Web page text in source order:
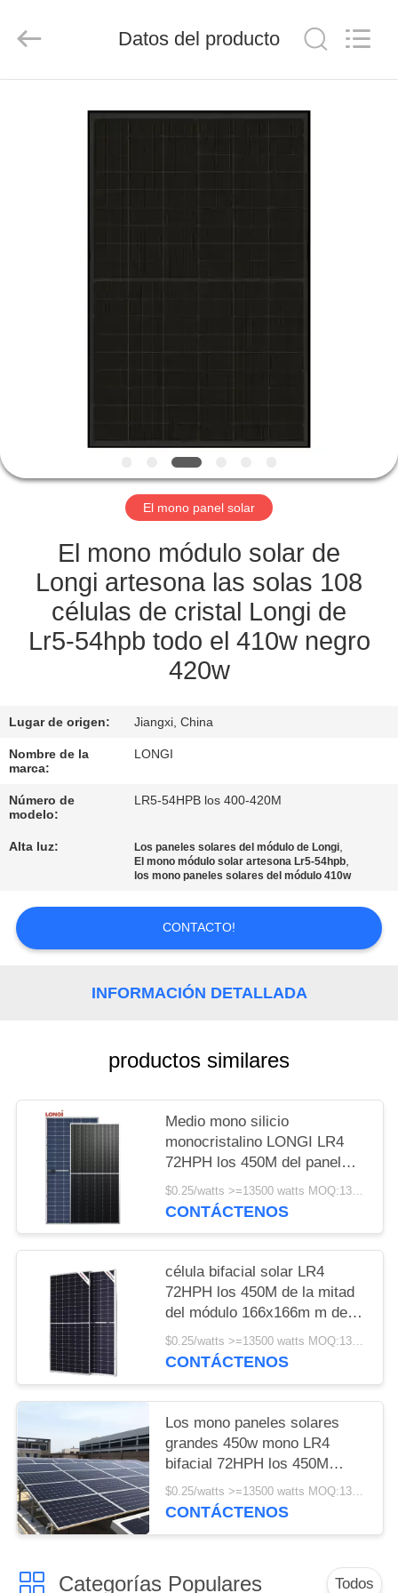
NOSOTROS
FÁBRICA
CONTROL
CALIDAD
SOLICITAR
UNA
COTIZACIÓN
MAPA
DEL
SITIO
PRIVACY
CO.,
Reserved.
Datos del producto
El mono panel solar
El mono módulo solar de
Longi artesona las solas 108
células de cristal Longi de
Lr5-54hpb todo el 410w negro
420w
Lugar de origen: Jiangxi, China
Nombre de la
marca:
LONGI
Número de
modelo:
LR5-54HPB los 400-420M
Alta luz: Los paneles solares del módulo de Longi,
El mono módulo solar artesona Lr5-54hpb,
los mono paneles solares del módulo 410w
CONTACTO!
INFORMACIÓN DETALLADA
productos similares
Medio mono silicio
monocristalino LONGI LR4
72HPH los 450M del panel
solar de la célula 450w 25
años de garantía
CONTÁCTENOS
célula bifacial solar LR4
72HPH los 450M de la mitad
del módulo 166x166m m de
450w Longi
$0.25/watts >=13500 watts MOQ:13500 watts
CONTÁCTENOS
Los mono paneles solares
grandes 450w mono LR4
bifacial 72HPH los 450M
Wholesale de Longi
$0.25/watts >=13500 watts MOQ:13500 vatios
CONTÁCTENOS
Categorías Populares Todos